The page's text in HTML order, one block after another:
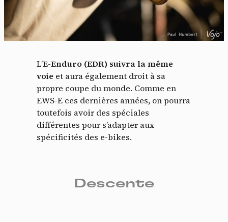
L’E-Enduro (EDR) suivra la même
voie et aura également droit à sa
propre coupe du monde. Comme en
EWS-E ces dernières années, on pourra
toutefois avoir des spéciales
différentes pour s’adapter aux
spécificités des e-bikes.
Descente